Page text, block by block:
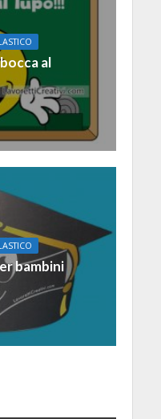
al
bambini